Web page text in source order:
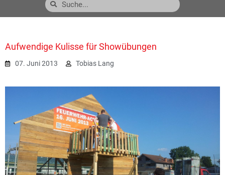
Aufwendige Kulisse für Showübungen
07. Juni 2013 Tobias Lang